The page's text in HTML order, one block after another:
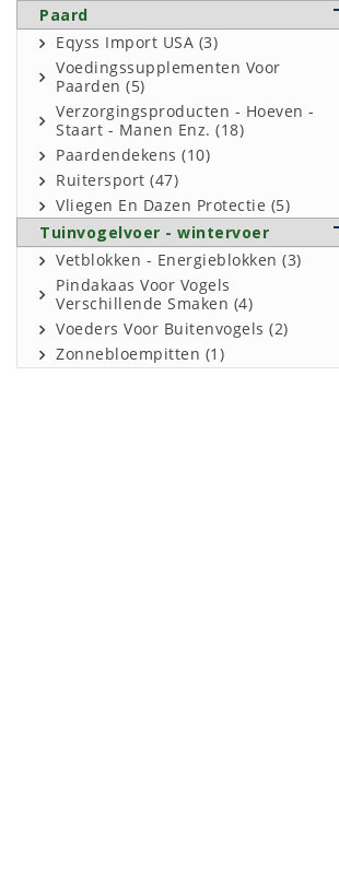
Paard
Eqyss Import USA (3)
Voedingssupplementen Voor
Paarden (5)
Verzorgingsproducten - Hoeven -
Staart - Manen Enz. (18)
Paardendekens (10)
Ruitersport (47)
Vliegen En Dazen Protectie (5)
Tuinvogelvoer - wintervoer
Vetblokken - Energieblokken (3)
Pindakaas Voor Vogels
Verschillende Smaken (4)
Voeders Voor Buitenvogels (2)
Zonnebloempitten (1)